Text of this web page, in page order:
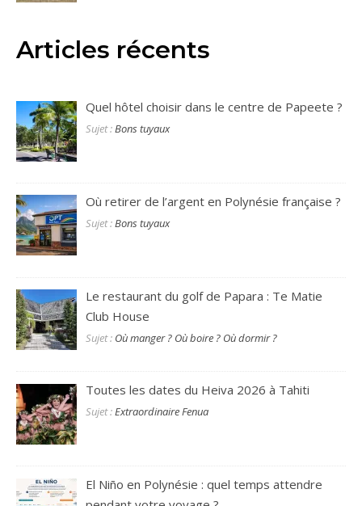
Articles récents
Quel hôtel choisir dans le centre de Papeete ?
Sujet :Bons tuyaux
Où retirer de l’argent en Polynésie française ?
Sujet :Bons tuyaux
Le restaurant du golf de Papara : Te Matie
Club House
Sujet : Où manger ? Où boire ? Où dormir ?
Toutes les dates du Heiva 2026 à Tahiti
Sujet :Extraordinaire Fenua
El Niño en Polynésie : quel temps attendre